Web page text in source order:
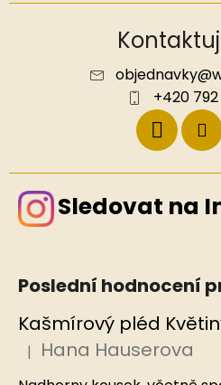
objednavky@
+420
Sledovat na
Poslední hodnocení
Hodnocení produktu je 5 z 5
| Hana Hauserova